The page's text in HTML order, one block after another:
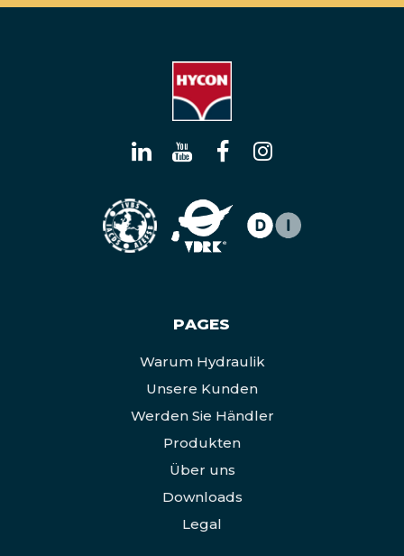
PAGES
Warum Hydraulik
Unsere Kunden
Werden Sie Händler
Produkten
Über uns
Downloads
Legal